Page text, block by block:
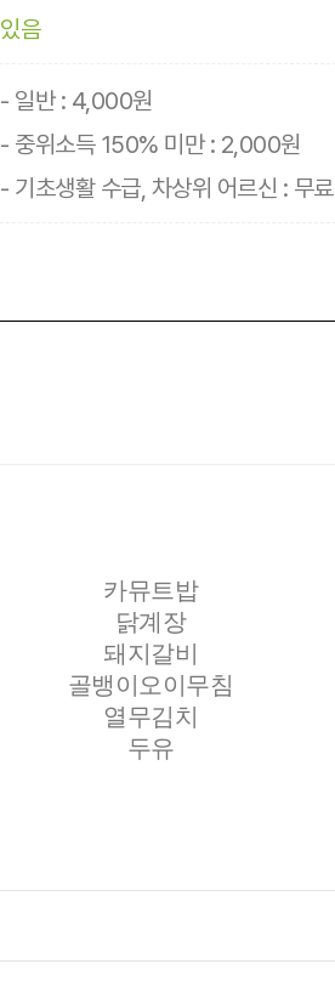
있음
- 일반 : 4,000원
- 중위소득 150% 미만 : 2,000원
- 기초생활 수급, 차상위 어르신 : 무료
카뮤트밥
닭계장
돼지갈비
골뱅이오이무침
열무김치
두유